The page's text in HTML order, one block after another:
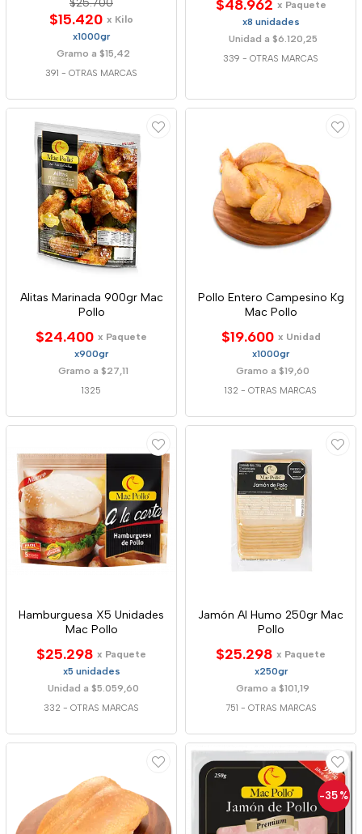
$25.700
$15.420 x Kilo
x1000gr
Gramo a $15,42
391 - OTRAS MARCAS
$48.962 x Paquete
x8 unidades
Unidad a $6.120,25
339 - OTRAS MARCAS
Alitas Marinada 900gr Mac
Pollo
$24.400 x Paquete
x900gr
Gramo a $27,11
1325
Pollo Entero Campesino Kg
Mac Pollo
$19.600 x Unidad
x1000gr
Gramo a $19,60
132 - OTRAS MARCAS
Hamburguesa X5 Unidades
Mac Pollo
$25.298 x Paquete
x5 unidades
Unidad a $5.059,60
332 - OTRAS MARCAS
Jamón Al Humo 250gr Mac
Pollo
$25.298 x Paquete
x250gr
Gramo a $101,19
751 - OTRAS MARCAS
-35 %